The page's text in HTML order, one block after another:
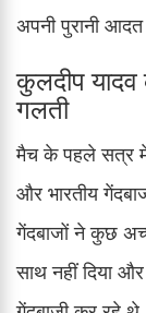
अपनी पुरानी
कुलदीप
गलती
मैच के पहले सत्र
और भारतीय
गेंदबाजों ने कुछ
साथ नहीं दिया